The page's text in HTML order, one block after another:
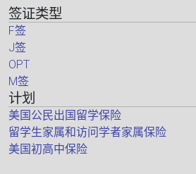
签证类型
F签
J签
OPT
M签
计划
美国公民出国留学保险
留学生家属和访问学者家属保险
美国初高中保险